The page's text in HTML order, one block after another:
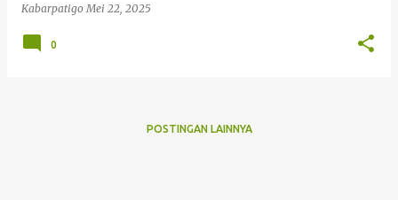
Kabarpatigo Mei 22, 2025
0
POSTINGAN LAINNYA